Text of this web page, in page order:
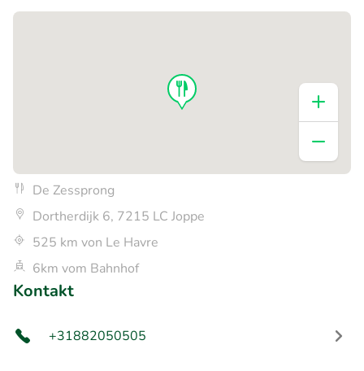
De Zessprong
Dortherdijk 6, 7215 LC Joppe
525 km von Le Havre
6km vom Bahnhof
Kontakt
+31882050505